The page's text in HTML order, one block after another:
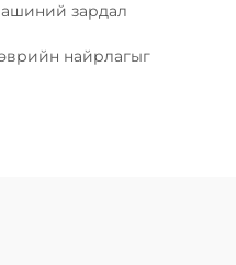
зардал
найрлагыг